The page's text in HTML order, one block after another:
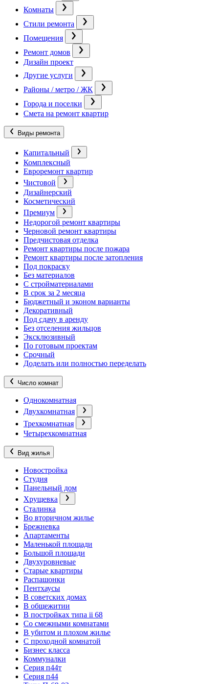
Комнаты
Стили ремонта
Помещения
Ремонт домов
Дизайн проект
Другие услуги
Районы / метро / ЖК
Города и поселки
Смета на ремонт квартир
Виды ремонта
Капитальный
Комплексный
Евроремонт квартир
Чистовой
Дизайнерский
Косметический
Премиум
Недорогой ремонт квартиры
Черновой ремонт квартиры
Предчистовая отделка
Ремонт квартиры после пожара
Ремонт квартиры после затопления
Под покраску
Без материалов
С стройматериалами
В срок за 2 месяца
Бюджетный и эконом варианты
Декоративный
Под сдачу в аренду
Без отселения жильцов
Эксклюзивный
По готовым проектам
Срочный
Доделать или полностью переделать
Число комнат
Однокомнатная
Двухкомнатная
Трехкомнатная
Четырехкомнатная
Вид жилья
Новостройка
Студия
Панельный дом
Хрущевка
Сталинка
Во вторичном жилье
Брежневка
Апартаменты
Маленькой площади
Большой площади
Двухуровневые
Старые квартиры
Распашонки
Пентхаусы
В советских домах
В общежитии
В постройках типа ii 68
Со смежными комнатами
В убитом и плохом жилье
С проходной комнатой
Бизнес класса
Коммуналки
Серия п44т
Серия п44